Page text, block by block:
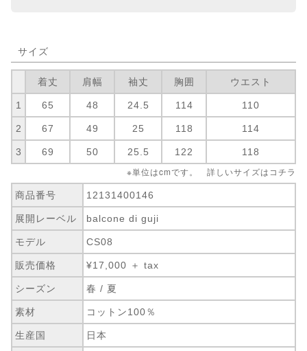
サイズ
着丈 肩幅 袖丈 胸囲 ウエスト
1 65 48 24.5 114 110
2 67 49 25 118 114
3 69 50 25.5 122 118
※単位はcmです。 詳しいサイズは コチラ
商品番号 12131400146
展開レーベル balcone di guji
モデル CS08
販売価格 ¥17,000 ＋ tax
シーズン 春 / 夏
素材 コットン100％
生産国 日本